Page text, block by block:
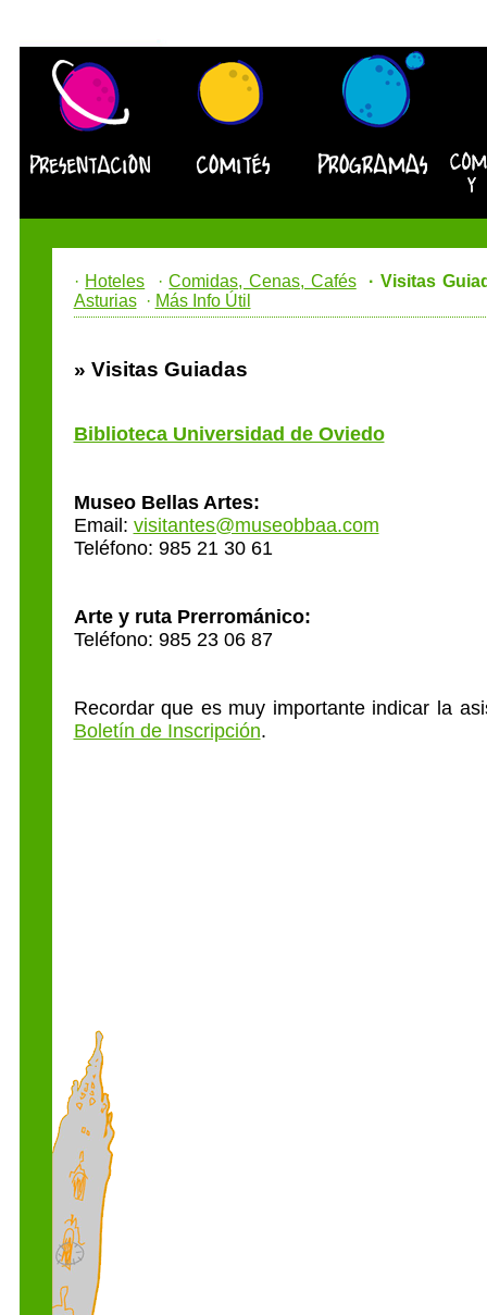
· Hoteles ·Comidas, Cenas, Cafés
· Visitas
Asturias· Más Info Útil
» Visitas Guiadas
Biblioteca Universidad de Oviedo
Museo Bellas Artes:
Email: visitantes@museobbaa.com
Teléfono: 985 21 30 61
Arte y ruta Prerrománico:
Teléfono: 985 23 06 87
Recordar que es muy importante indicar la
Boletín de Inscripción.